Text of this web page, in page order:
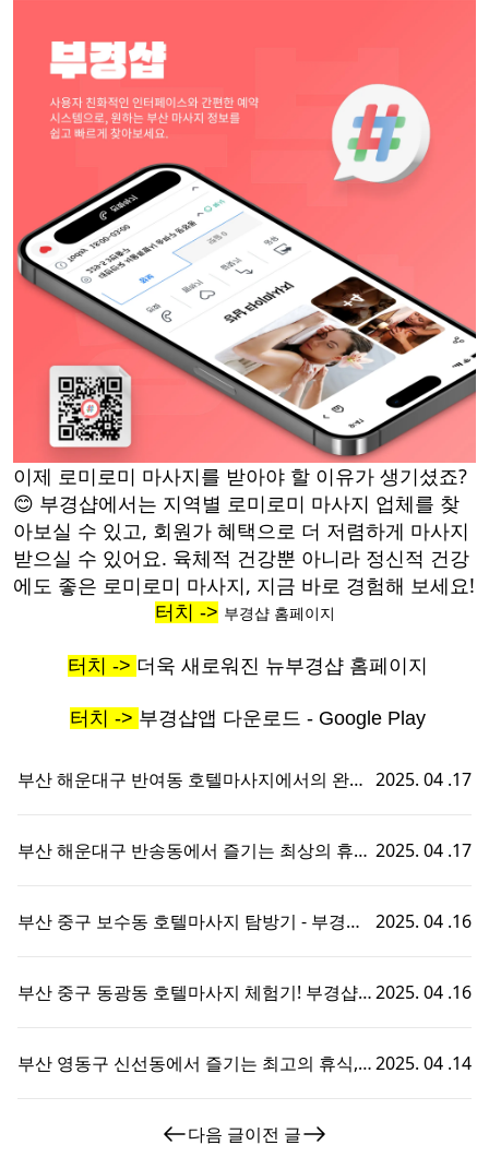
이제 로미로미 마사지를 받아야 할 이유가 생기셨죠?
😊 부경샵에서는 지역별 로미로미 마사지 업체를 찾
아보실 수 있고, 회원가 혜택으로 더 저렴하게 마사지
받으실 수 있어요. 육체적 건강뿐 아니라 정신적 건강
에도 좋은 로미로미 마사지, 지금 바로 경험해 보세요!
터치 -> 부경샵 홈페이지
터치 -> 더욱 새로워진 뉴부경샵 홈페이지
터치 -> 부경샵앱 다운로드 - Google Play
부산 해운대구 반여동 호텔마사지에서의 완벽 2025. 04 .17
부산 해운대구 반송동에서 즐기는 최상의 휴식, 2025. 04 .17
부산 중구 보수동 호텔마사지 탐방기 - 부경샵
2025. 04 .16
부산 중구 동광동 호텔마사지 체험기! 부경샵에2025. 04 .16
부산 영동구 신선동에서 즐기는 최고의 휴식,
2025. 04 .14
다음 글이전 글